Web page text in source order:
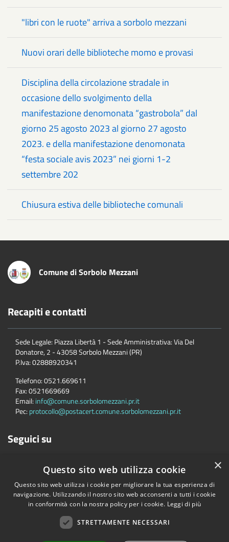
"libri con le ruote" arriva a sorbolo mezzani
Nuovi orari delle biblioteche momo e provasi
Disciplina della circolazione stradale in
occasione dello svolgimento della
manifestazione denomonata “gastrobola” dal
giorno 25 agosto 2023 al giorno 27 agosto
2023. e della manifestazione denomonata
“festa sociale avis 2023” nei giorni 1-2
settembre 202
Chiusura estiva delle biblioteche comunali
Comune di Sorbolo Mezzani
Recapiti e contatti
Sede Legale: Piazza Libertà 1 - Sede Amministrativa: Via Del
Donatore, 2 - 43058 Sorbolo Mezzani (PR)
P.Iva:02888920341
Telefono:0521.669611
Fax:0521669669
Email: info@comune.sorbolomezzani.pr.it
Pec: protocollo@postacert.comune.sorbolomezzani.pr.it
Seguici su
Accessibilità
×
Questo sito web utilizza cookie
Questo sito web utilizza i cookie per migliorare la tua esperienza di
navigazione. Utilizzando il nostro sito web acconsenti a tutti i cookie
in conformità con la nostra policy per i cookie. Leggi di più
STRETTAMENTE NECESSARI